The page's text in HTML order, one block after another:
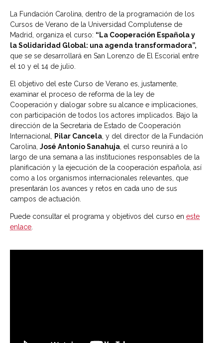
La Fundación Carolina, dentro de la programación de los
Cursos de Verano de la Universidad Complutense de
Madrid, organiza el curso: “La Cooperación Española y
la Solidaridad Global: una agenda transformadora”,
que se se desarrollará en San Lorenzo de El Escorial entre
el 10 y el 14 de julio.
El objetivo del este Curso de Verano es, justamente,
examinar el proceso de reforma de la ley de
Cooperación y dialogar sobre su alcance e implicaciones,
con participación de todos los actores implicados. Bajo la
dirección de la Secretaria de Estado de Cooperación
Internacional,
Pilar Cancela , y del director de la Fundación
Carolina, José Antonio Sanahuja , el curso reunirá a lo
largo de una semana a las instituciones responsables de la
planificación y la ejecución de la cooperación española, así
como a los organismos internacionales relevantes, que
presentarán los avances y retos en cada uno de sus
campos de actuación.
Puede consultar el programa y objetivos del curso en este
enlace.